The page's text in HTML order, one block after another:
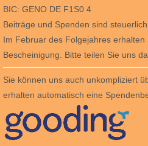
BIC: GENO DE F1S0 4
Beiträge und Spenden sind
Im Februar des Folgejahres
Bescheinigung. Bitte teilen Sie uns
Sie können uns auch unkompliziert
erhalten automatisch eine